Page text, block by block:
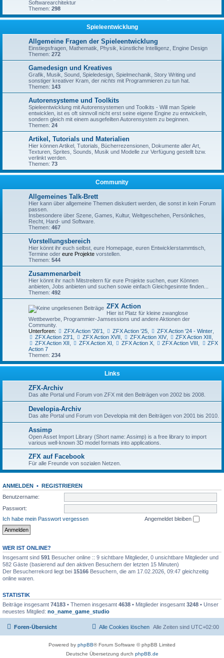
Softwarearchitektur
Themen: 298
Spieleentwicklung
Allgemeine Fragen der Spieleentwicklung
Einstiegsfragen, Mathematik, Physik, künstliche Intelligenz, Engine Design
Themen: 272
Gamedesign und Kreatives
Grafik, Musik, Sound, Spieledesign, Spielmechanik, Story Writing und
sonstiger kreativer Kram, der nichts mit Programmieren zu tun hat.
Themen: 143
Autorensysteme und Toolkits
Spieleentwicklung mit Autorensystemen und Toolkits - Will man Spiele
entwicklen, ist es oft sinnvoll nicht erst seine eigene Engine zu entwickeln,
sondern gleich mit einem ausgefeilten Autorensystem zu beginnen.
Themen: 24
Artikel, Tutorials und Materialien
Hier können Artikel, Tutorials, Bücherrezensionen, Dokumente aller Art,
Texturen, Sprites, Sounds, Musik und Modelle zur Verfügung gestellt bzw.
verlinkt werden.
Themen: 73
Community
Allgemeines Talk-Brett
Hier kann über allgemeine Themen diskutiert werden, die sonst in kein Forum
passen.
Insbesondere über Szene, Games, Kultur, Weltgeschehen, Persönliches,
Recht, Hard- und Software.
Themen: 467
Vorstellungsbereich
Hier könnt ihr euch selbst, eure Homepage, euren Entwicklerstammtisch,
Termine oder eure Projekte vorstellen.
Themen: 544
Zusammenarbeit
Hier könnt ihr nach Mitstreitern für eure Projekte suchen, euer Können
anbieten, Jobs anbieten und suchen sowie einfach Gleichgesinnte finden...
Themen: 492
ZFX Action
Hier ist Platz für kleine zwanglose
Wettbewerbe, Programmier-Jamsessions und andere Aktionen der
Community.
Unterforen:
ZFX Action '26'1 ZFX Action '25, ZFX Action '24 - Winter,
ZFX Action 23'1
ZFX Action XVII ZFX Action XIV, ZFX Action XIII
ZFX Action XII
ZFX Action XI ZFX Action X, ZFX Action VIII
ZFX
Action 7
Themen: 234
Links
ZFX-Archiv
Das alte Portal und Forum von ZFX mit den Beiträgen von 2002 bis 2008.
Developia-Archiv
Das alte Portal und Forum von Developia mit den Beiträgen von 2001 bis 2010.
Assimp
Open Asset Import Library (Short name: Assimp) is a free library to import
various well-known 3D model formats into applications.
ZFX auf Facebook
Für alle Freunde von sozialen Netzen.
ANMELDEN • REGISTRIEREN
Benutzername:
Passwort:
Ich habe mein Passwort vergessen
Angemeldet bleiben
WER IST ONLINE?
Insgesamt sind 591
Besucher online :: 9 sichtbare Mitglieder, 0 unsichtbare Mitglieder und
582 Gäste (basierend auf den aktiven Besuchern der letzten 15 Minuten)
Der Besucherrekord liegt bei 15166 Besuchern, die am 17.02.2026, 09:47 gleichzeitig
online waren.
STATISTIK
Beiträge insgesamt 74183 • Themen insgesamt 4638 • Mitglieder insgesamt 3248 • Unser
neuestes Mitglied: no_name_game_studio
Foren-Übersicht Alle Zeiten sind UTC+02:00
Alle Cookies löschen
Powered by phpBB® Forum Software © phpBB Limited
Deutsche Übersetzung durch phpBB.de